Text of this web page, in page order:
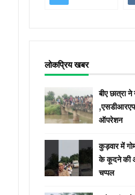
लोकप्रिय खबर
बीए छात्रा
ऑपरेशन
कुड़वार में
के कूदने की
चप्पल